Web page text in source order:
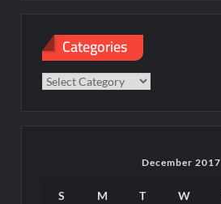
Categories
Categories
December 2017
S M T W